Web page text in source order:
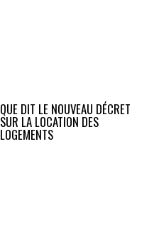
QUE DIT LE NOUVEAU DÉCRET
SUR LA LOCATION DES
LOGEMENTS